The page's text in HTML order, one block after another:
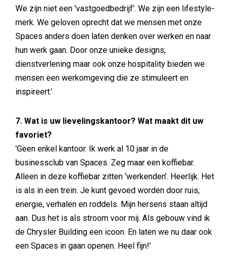
We zijn niet een 'vastgoedbedrijf'. We zijn een lifestyle-
merk. We geloven oprecht dat we mensen met onze
Spaces anders doen laten denken over werken en naar
hun werk gaan. Door onze unieke designs,
dienstverlening maar ook onze hospitality bieden we
mensen een werkomgeving die ze stimuleert en
inspireert.'
7. Wat is uw lievelingskantoor? Wat maakt dit uw
favoriet?
'Geen enkel kantoor. Ik werk al 10 jaar in de
businessclub van Spaces. Zeg maar een koffiebar.
Alleen in deze koffiebar zitten ‘werkenden’. Heerlijk. Het
is als in een trein. Je kunt gevoed worden door ruis,
energie, verhalen en roddels. Mijn hersens staan altijd
aan. Dus het is als stroom voor mij. Als gebouw vind ik
de Chrysler Building een icoon. En laten we nu daar ook
een Spaces in gaan openen. Heel fijn!'